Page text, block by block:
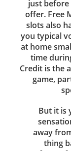
just before
offer. Free
slots also
you typical
at home
time
Credit is the
game,
But it is
away
thing